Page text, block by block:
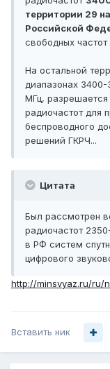
территории 29
Российской
свободных
На остальной
диапазонах
МГц, разрешается
радиочастот для
беспроводного
решений ГКРЧ...
Цитата
Был рассмотрен
радиочастот
в РФ систем
цифрового
http://minsvyaz.ru/ru/
Вставить ник